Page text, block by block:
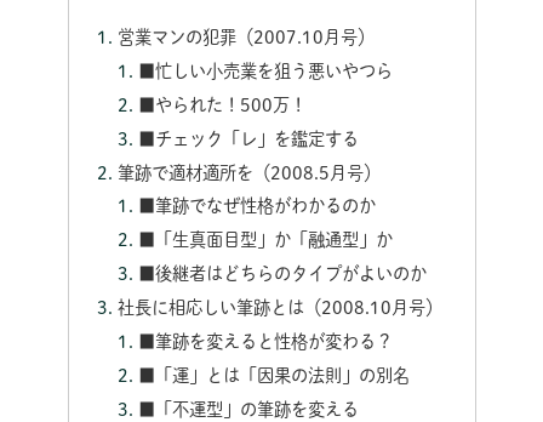
営業マンの犯罪（2007.10月号）
■忙しい小売業を狙う悪いやつら
■やられた！500万！
■チェック「レ」を鑑定する
筆跡で適材適所を（2008.5月号）
■筆跡でなぜ性格がわかるのか
■「生真面目型」か「融通型」か
■後継者はどちらのタイプがよいのか
社長に相応しい筆跡とは（2008.10月号）
■筆跡を変えると性格が変わる？
■「運」とは「因果の法則」の別名
■「不運型」の筆跡を変える